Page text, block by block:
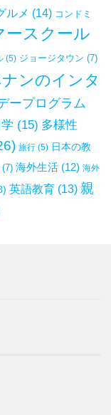
ルメ (14) コンドミ
ースクール
(5) ジョージタウン (7)
ンのインタ
ープログラム
(15) 多様性
旅行 (5) 日本の教
(7) 海外生活 (12) 海外
英語教育 (13) 親